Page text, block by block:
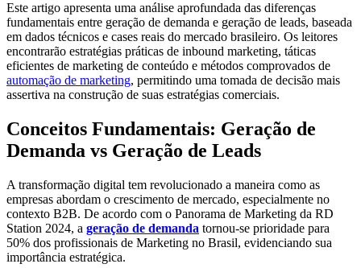
Este artigo apresenta uma análise aprofundada das diferenças
fundamentais entre geração de demanda e geração de leads, baseada
em dados técnicos e cases reais do mercado brasileiro. Os leitores
encontrarão estratégias práticas de inbound marketing, táticas
eficientes de marketing de conteúdo e métodos comprovados de
automação de marketing, permitindo uma tomada de decisão mais
assertiva na construção de suas estratégias comerciais.
Conceitos Fundamentais: Geração de
Demanda vs Geração de Leads
A transformação digital tem revolucionado a maneira como as
empresas abordam o crescimento de mercado, especialmente no
contexto B2B. De acordo com o Panorama de Marketing da RD
Station 2024, a geração de demanda tornou-se prioridade para
50% dos profissionais de Marketing no Brasil, evidenciando sua
importância estratégica.